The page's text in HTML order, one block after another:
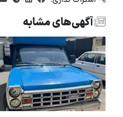
آگهی‌های مشابه